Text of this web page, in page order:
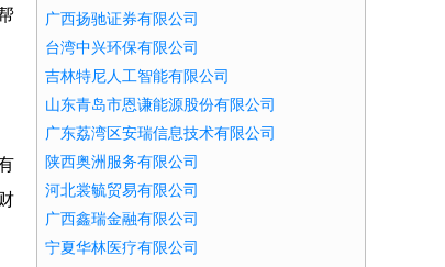
广西扬驰证券有限公司
台湾中兴环保有限公司
吉林特尼人工智能有限公司
山东青岛市恩谦能源股份有限公司
广东荔湾区安瑞信息技术有限公司
陕西奥洲服务有限公司
河北裳毓贸易有限公司
广西鑫瑞金融有限公司
宁夏华林医疗有限公司